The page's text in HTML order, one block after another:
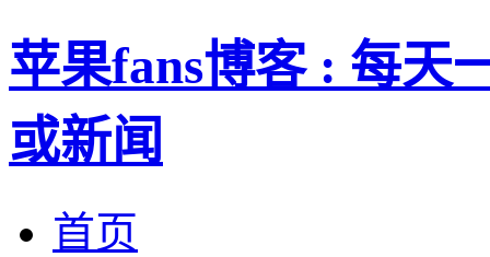
苹果fans博客 : 每天
或新闻
首页